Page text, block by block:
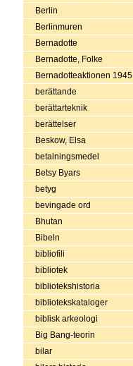
Berlin
Berlinmuren
Bernadotte
Bernadotte, Folke
Bernadotteaktionen 1945
berättande
berättarteknik
berättelser
Beskow, Elsa
betalningsmedel
Betsy Byars
betyg
bevingade ord
Bhutan
Bibeln
bibliofili
bibliotek
bibliotekshistoria
bibliotekskataloger
biblisk arkeologi
Big Bang-teorin
bilar